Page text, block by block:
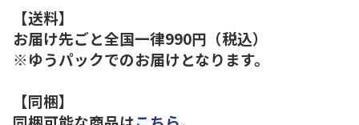
【送料】
お届け先ごと全国一律990円（税込）
※ゆうパックでのお届けとなります。
【同梱】